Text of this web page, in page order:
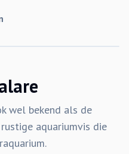
wel bekend als de
aquariumvis die